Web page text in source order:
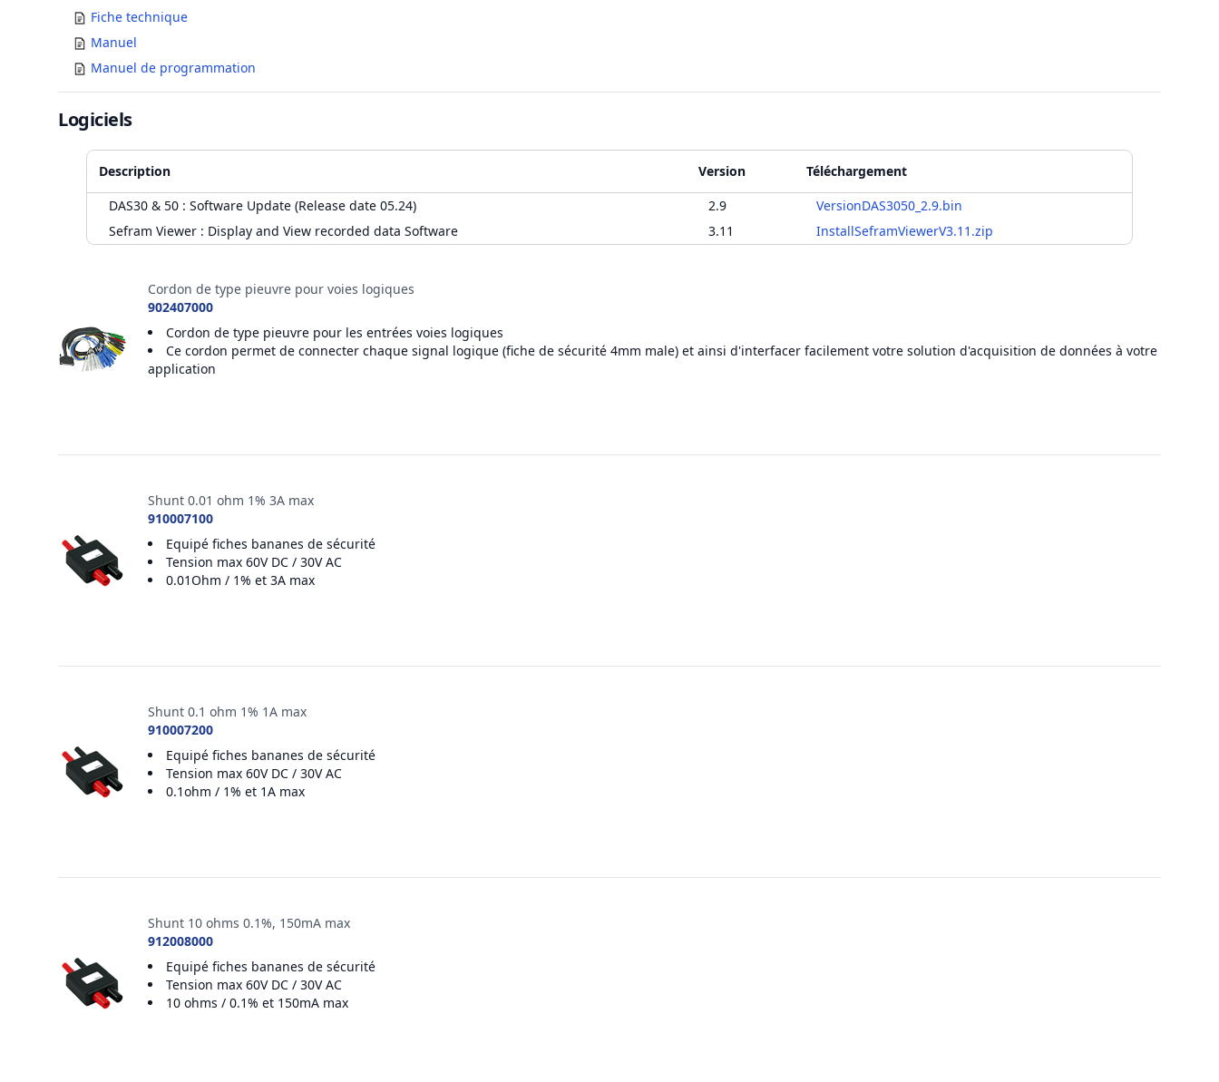
Fiche technique
Manuel
Manuel de programmation
Logiciels
Description Version
Téléchargement
DAS30 & 50 : Software Update (Release date 05.24)
2.9
VersionDAS3050_2.9.bin
Sefram Viewer : Display and View recorded data Software
3.11
InstallSeframViewerV3.11.zip
Cordon de type pieuvre pour voies logiques
902407000
Cordon de type pieuvre pour les entrées voies logiques
Ce cordon permet de connecter chaque signal logique (fiche de sécurité 4mm male) et ainsi d'interfacer facilement votre solution d'acquisition de données à votre
application
Shunt 0.01 ohm 1% 3A max
910007100
Equipé fiches bananes de sécurité
Tension max 60V DC / 30V AC
0.01Ohm / 1% et 3A max
Shunt 0.1 ohm 1% 1A max
910007200
Equipé fiches bananes de sécurité
Tension max 60V DC / 30V AC
0.1ohm / 1% et 1A max
Shunt 10 ohms 0.1%, 150mA max
912008000
Equipé fiches bananes de sécurité
Tension max 60V DC / 30V AC
10 ohms / 0.1% et 150mA max